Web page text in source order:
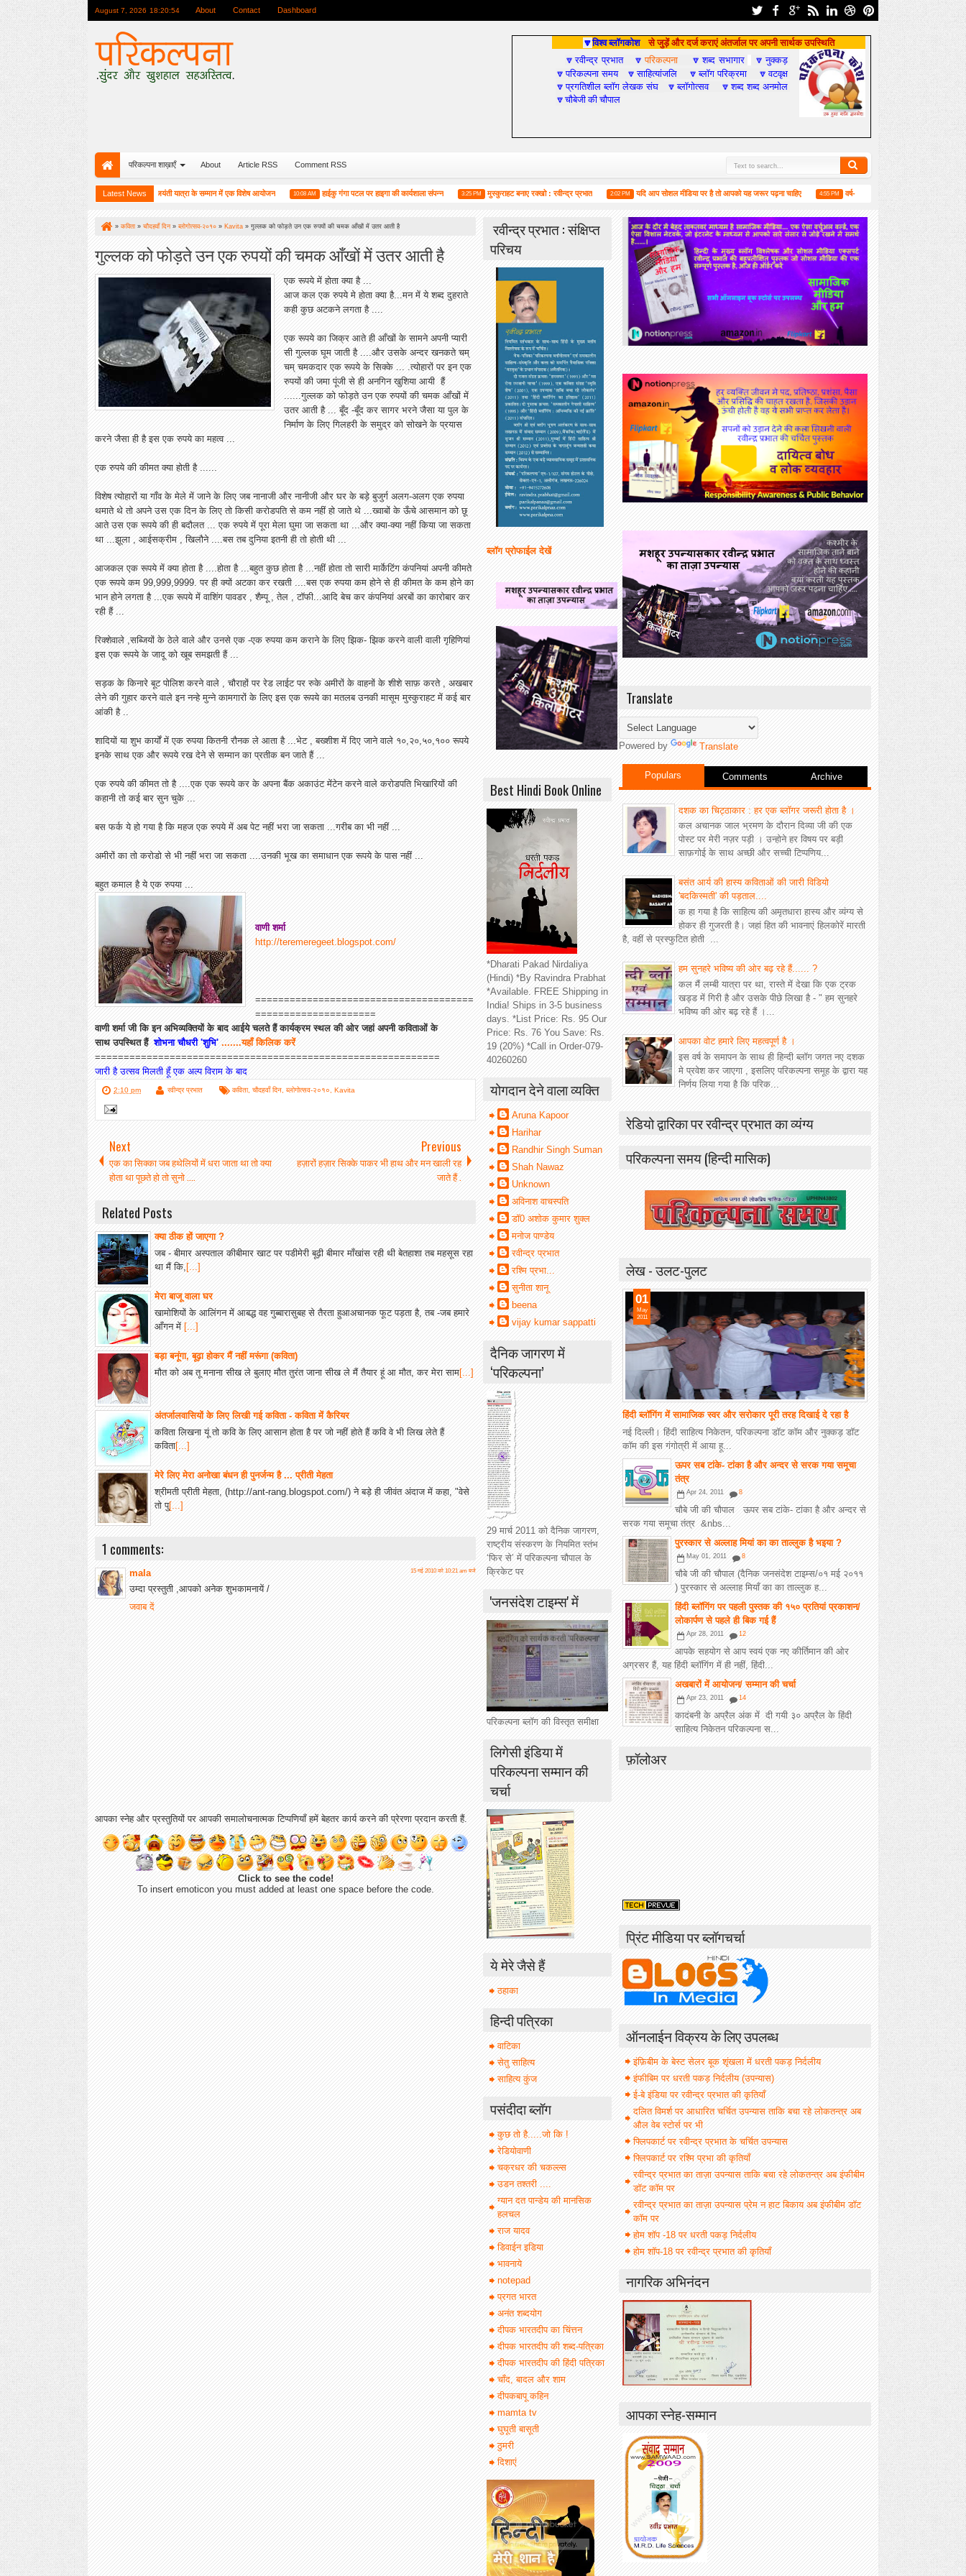
August 7, 2026 18:20:56 About Contact Dashboard
🔽विश्व ब्लॉगकोश से जुड़ें और दर्ज कराएं अंतर्जाल पर अपनी सार्थक उपस्थिति
🔽रवीन्द्र प्रभात 🔽परिकल्पना 🔽शब्द सभागार 🔽नुक्कड़
🔽परिकल्पना समय 🔽साहित्यांजलि 🔽ब्लॉग परिक्रमा 🔽वटवृक्ष
🔽प्रगतिशील ब्लॉग लेखक संघ 🔽ब्लॉगोत्सव 🔽शब्द शब्द अनमोल
🔽चौबेजी की चौपाल
परिकल्पना शाख़ाएँ About Article RSS Comment RSS
Latest News
बाकू (अजरबैजान) में परिकल्पना की रजत जयंती यात्रा के सम्मान में एक विशेष आयोजन 10:08 AM हाईकु गंगा पटल पर हाइगा की कार्यशाला संपन्न 3:25 PM मुस्कुराहट बनाए रक्खो : रवीन्द्र प्रभात 2:02 PM यदि आप सोशल मीडिया पर है तो आपको यह जरूर पढ़ना चाहिए 4:55 PM वर्ष-2019 में सामाजिक मीडिया और हम
» कविता » चौदहवाँ दिन» ब्लोगोत्सव-२०१० » Kavita » गुल्लक को फोड़ते उन एक रुपयों की चमक आँखों में उतर आती है
गुल्लक को फोड़ते उन एक रुपयों की चमक आँखों में उतर आती है
एक रूपये में होता क्या है ...
आज कल एक रुपये मे होता क्या है...मन में ये शब्द दुहराते
कही कुछ अटकने लगता है ....
एक रूपये का जिक्र आते ही आँखों के सामने अपनी प्यारी
सी गुल्लक घूम जाती है ....और उसके अन्दर खनकते चम्
चम् चमकदार एक रूपये के सिक्के ... .त्योहारों पर इन एक
रुपयों की जमा पूंजी से ही अनगिन खुशिया आयी हैं
......गुल्लक को फोड़ते उन एक रुपयों की चमक आँखों में
उतर आती है ... बूँद -बूँद कर सागर भरने जैसा या पुल के
निर्माण के लिए गिलहरी के समुद्र को सोखने के प्रयास
करने जैसा ही है इस एक रुपये का महत्व ...
एक रुपये की कीमत क्या होती है ......
विशेष त्योहारों या गाँव के मेले में जाने के लिए जब नानाजी और नानीजी और घर के बड़े बुजुर्ग अलग-अलग एक रुपया
थमाते थे तो अपने उस एक दिन के लिए तो किसी करोडपति से कम नहीं हो जाते थे ...ख्वाबों के ऊँचे आसमान को छू
आते उस एक रूपये की ही बदौलत ... एक रुपये में पूरा मेला घुमा जा सकता था ...और क्या-क्या नहीं किया जा सकता
था ...झूला , आईसक्रीम , खिलौने ....बस तब दुनिया इतनी ही तो होती थी ...
आजकल एक रूपये में क्या होता है ....होता है ...बहुत कुछ होता है ...नहीं होता तो सारी मार्केटिंग कंपनियां अपनी कीमते
एक रूपये कम 99,999,9999. पर ही क्यों अटका कर रखती ....बस एक रुपया कम होने से ही कीमत के कम होने का
भान होने लगता है ...एक रूपये में वाशिंग पावडर , शैम्पू , तेल , टॉफी...आदि बेच कर कंपनियां अरबों का कारोबार कर
रही हैं ...
रिक्शेवाले ,सब्जियों के ठेले वाले और उनसे एक -एक रुपया कम कराने के लिए झिक- झिक करने वाली वाली गृहिणियां
इस एक रूपये के जादू को खूब समझती हैं ...
सड़क के किनारे बूट पोलिश करने वाले , चौराहों पर रेड लाईट पर रुके अमीरों के वाहनों के शीशे साफ़ करते , अखबार
लेने की गुहार करने वाले इन नन्हे मुन्ने कामगारों के लिए इस एक रूपये का मतलब उनकी मासूम मुस्कुराहट में कई बार
आंकी है ..
शादियों या शुभ कार्यों में एक रुपया कितनी रौनक ले आता है ...भेट , बख्शीश में दिए जाने वाले १०,२०,५०,१०० रूपये
इनके साथ एक और रूपये रख देने से सम्मान का प्रतीक बन जाते हैं ...
एक रुपये की कीमत तो है ....एक एक रूपये कर के अपना बैंक अकाउंट मेंटेन करने वाले करोडपति भिखारियों की
कहानी तो कई बार सुन चुके ...
बस फर्क ये हो गया है कि महज एक रुपये में अब पेट नहीं भरा जा सकता ...गरीब का भी नहीं ...
अमीरों का तो करोडो से भी नहीं भरा जा सकता ....उनकी भूख का समाधान एक रूपये के पास नहीं ...
बहुत कमाल है ये एक रुपया ...
वाणी शर्मा
http://teremeregeet.blogspot.com/
======================================
=====================
वाणी शर्मा जी कि इन अभिव्यक्तियों के बाद आईये चलते हैं कार्यक्रम स्थल की ओर जहां अपनी कविताओं के
साथ उपस्थित हैंशोभना चौधरी 'शुभि' .......यहाँ किलिक करें
============================================================
जारी है उत्सव मिलती हूँ एक अल्प विराम के बाद
2:10 pm रवीन्द्र प्रभात कविता, चौदहवाँ दिन ब्लोगोत्सव-२०१० Kavita
Next
एक का सिक्का जब हथेलियों में धरा जाता था तो क्या
होता था पूछते हो तो सुनो ....
Previous
हज़ारों हज़ार सिक्के पाकर भी हाथ और मन खाली रह
जाते हैं .
Related Posts
क्या ठीक हों जाएगा ?
जब - बीमार अस्पताल कीबीमार खाट पर पडीमेरी बूढ़ी बीमार माँखांस रही थी बेतहाशा तब महसूस रहा
था मैं कि,[...]
मेरा बाजू वाला घर
खामोशियों के आलिंगन में आबद्ध वह गुब्बारासुबह से तैरता हुआअचानक फूट पड़ता है, तब -जब हमारे
आँगन में[...]
बड़ा बनूंगा, बूढ़ा होकर मैं नहीं मरूंगा (कविता)
मौत को अब तू मनाना सीख ले बुलाए मौत तुरंत जाना सीख ले मैं तैयार हूं आ मौत, कर मेरा साम[...]
अंतर्जालवासियों के लिए लिखी गई कविता - कविता में कैरियर
कविता लिखना यूं तो कवि के लिए आसान होता है पर जो नहीं होते हैं कवि वे भी लिख लेते हैं
कविता[...]
मेरे लिए मेरा अनोखा बंधन ही पुनर्जन्म है ... प्रीती मेहता
श्रीमती प्रीती मेहता, (http://ant-rang.blogspot.com/) ने बड़े ही जीवंत अंदाज में कहा, "वेसे
तो पु[...]
1 comments:
mala 15 मई 2010 को 10:21 am बजे
उम्दा प्रस्तुती ,आपको अनेक शुभकामनायें /
जवाब दें
आपका स्नेह और प्रस्तुतियों पर आपकी समालोचनात्मक टिप्पणियाँ हमें बेहतर कार्य करने की प्रेरणा प्रदान करती हैं.
Click to see the code!
To insert emoticon you must added at least one space before the code.
Translate
Powered by Translate
Populars Comments Archive
दशक का चिट्ठाकार : हर एक ब्लॉगर जरूरी होता है ।
कल अचानक जाल भ्रमण के दौरान दिव्या जी की एक
पोस्ट पर मेरी नज़र पड़ी । उन्होने हर विषय पर बड़ी
साफ़गोई के साथ अच्छी और सच्ची टिप्पणिय...
बसंत आर्य की हास्य कविताओं की जारी विडियो
'बदकिस्मती' की पड़ताल....
क हा गया है कि साहित्य की अमृतधारा हास्य और व्यंग्य से
होकर ही गुजरती है। जहां हित की भावनाएं हिलकोरें मारती
है, वहीं से प्रस्फुटित होती ...
हम सुनहरे भविष्य की ओर बढ़ रहे हैं...... ?
कल मैं लम्बी यात्रा पर था, रास्ते में देखा कि एक ट्रक
खड्ड में गिरी है और उसके पीछे लिखा है - " हम सुनहरे
भविष्य की ओर बढ़ रहे हैं ।...
आपका वोट हमारे लिए महत्वपूर्ण है ।
इस वर्ष के समापन के साथ ही हिन्दी ब्लॉग जगत नए दशक
मे प्रवेश कर जाएगा , इसलिए परिकल्पना समूह के द्वारा यह
निर्णय लिया गया है कि परिक...
रेडियो द्वारिका पर रवीन्द्र प्रभात का व्यंग्य
परिकल्पना समय (हिन्दी मासिक)
लेख - उलट-पुलट
हिंदी ब्‍लॉगिंग में सामाजिक स्‍वर और सरोकार पूरी तरह दिखाई दे रहा है
01
May
2011
नई दिल्‍ली। हिंदी साहित्‍य निकेतन, परिकल्‍पना डॉट कॉम और नुक्‍कड़ डॉट
कॉम की इस गंगोत्री में आया हू...
ऊपर सब टांके- टांका है और अन्दर से सरक गया समूचा
तंत्र
Apr 24, 2011 8
चौबे जी की चौपाल ऊपर सब टांके- टांका है और अन्दर से
सरक गया समूचा तंत्र &nbs...
पुरस्‍कार से अल्‍लाह मियां का का ताल्‍लुक है भइया ?
May 01, 2011 8
चौबे जी की चौपाल (दैनिक जनसंदेश टाइम्स/०१ मई २०११
) पुरस्कार से अल्लाह मियाँ का का ताल्लुक ह...
हिंदी ब्‍लॉगिंग पर पहली पुस्‍तक की १५० प्रतियां प्रकाशन/
लोकार्पण से पहले ही बिक गई हैं
Apr 28, 2011 12
आपके सहयोग से आप स्‍वयं एक नए कीर्तिमान की ओर
अग्रसर हैं, यह हिंदी ब्लॉगिंग में ही नहीं, हिंदी...
अखबारों में आयोजन/ सम्मान की चर्चा
Apr 23, 2011 14
कादंबनी के अप्रैल अंक में दी गयी ३० अप्रैल के हिंदी
साहित्य निकेतन परिकल्पना स...
फ़ॉलोअर
प्रिंट मीडिया पर ब्लॉगचर्चा
ऑनलाईन विक्रय के लिए उपलब्ध
इंफ़िबीम के बेस्ट सेलर बूक शृंखला में धरती पकड़ निर्दलीय
इंफीबिम पर धरती पकड़ निर्दलीय (उपन्यास)
ई-बे इंडिया पर रवीन्द्र प्रभात की कृतियाँ
दलित विमर्श पर आधारित चर्चित उपन्यास ताकि बचा रहे लोकतन्त्र अब
औल वेब स्टोर्स पर भी
फ्लिपकार्ट पर रवीन्द्र प्रभात के चर्चित उपन्यास
फ्लिपकार्ट पर रश्मि प्रभा की कृतियाँ
रवीन्द्र प्रभात का ताज़ा उपन्यास ताकि बचा रहे लोकतन्त्र अब इंफीबीम
डॉट कॉम पर
रवीन्द्र प्रभात का ताज़ा उपन्यास प्रेम न हाट बिकाय अब इंफीबीम डॉट
कॉम पर
होम शॉप -18 पर धरती पकड़ निर्दलीय
होम शॉप-18 पर रवीन्द्र प्रभात की कृतियाँ
नागरिक अभिनंदन
आपका स्नेह-सम्मान
रवीन्द्र प्रभात : संक्षिप्त
परिचय
ब्लॉग प्रोफाईल देखें
Best Hindi Book Online
*Dharati Pakad Nirdaliya
(Hindi) *By Ravindra Prabhat
*Available. FREE Shipping in
India! Ships in 3-5 business
days. *List Price: Rs. 95 Our
Price: Rs. 76 You Save: Rs.
19 (20%) *Call in Order-079-
40260260
योगदान देने वाला व्यक्ति
Aruna Kapoor
Harihar
Randhir Singh Suman
Shah Nawaz
Unknown
अविनाश वाचस्पति
डॉ0 अशोक कुमार शुक्ल
मनोज पाण्डेय
रवीन्द्र प्रभात
रश्मि प्रभा...
सुनीता शानू
beena
vijay kumar sappatti
दैनिक जागरण में
‘परिकल्पना’
29 मार्च 2011 को दैनिक जागरण,
राष्ट्रीय संस्करण के नियमित स्तंभ
‘फिर से’ में परिकल्पना चौपाल के
क्रिकेट पर
'जनसंदेश टाइम्स' में
परिकल्पना ब्लॉग की विस्तृत समीक्षा
लिगेसी इंडिया में
परिकल्पना सम्मान की
चर्चा
ये मेरे जैसे हैं
ठहाका
हिन्दी पत्रिका
वाटिका
सेतु साहित्य
साहित्य कुंज
पसंदीदा ब्लॉग
कुछ तो है.....जो कि !
रेडियोवाणी
चक्रधर की चकल्ल्स
उडन तश्तरी ....
ग्यान दत पान्डेय की मानसिक
हलचल
राज यादव
डिवाईन इडिया
भावनाये
notepad
प्रगत भारत
अनंत शब्दयोग
दीपक भारतदीप का चिंत्तन
दीपक भारतदीप की शब्द-पत्रिका
दीपक भारतदीप की हिंदी पत्रिका
चाँद, बादल और शाम
दीपकबापू कहिन
mamta tv
घुघूती बासूती
ठुमरी
दिशाएं